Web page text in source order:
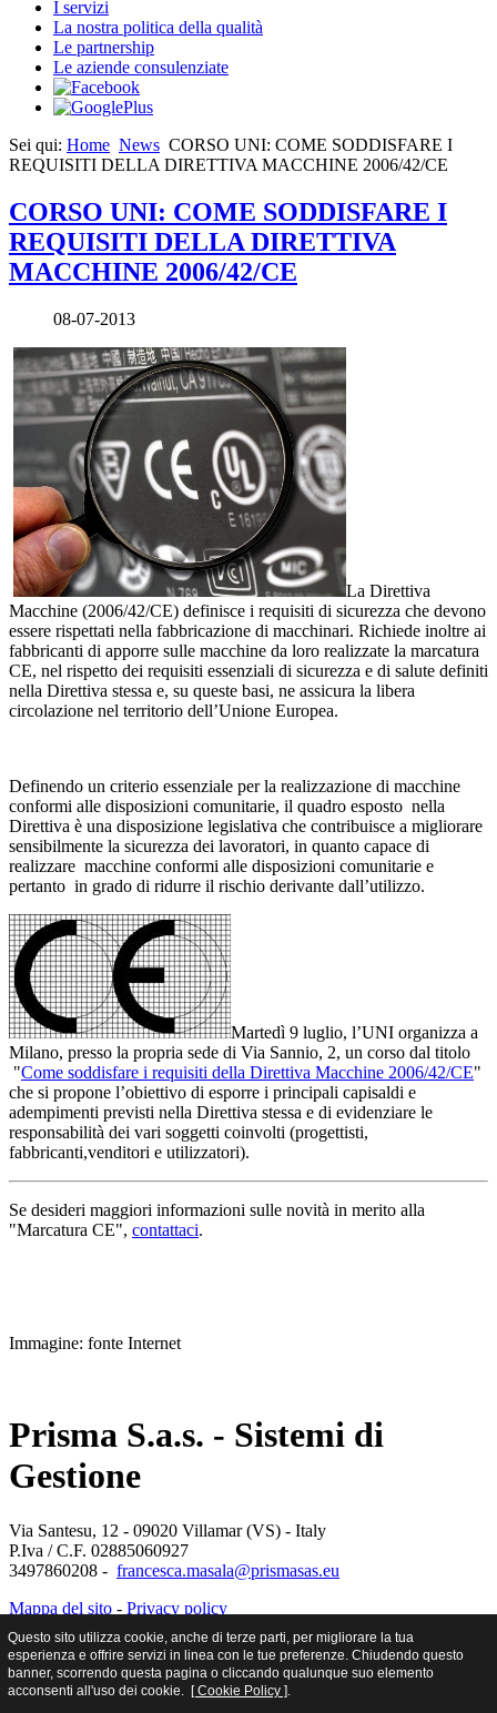
I servizi
La nostra politica della qualità
Le partnership
Le aziende consulenziate
Sei qui: Home News CORSO UNI: COME SODDISFARE I
REQUISITI DELLA DIRETTIVA MACCHINE 2006/42/CE
CORSO UNI: COME SODDISFARE I
REQUISITI DELLA DIRETTIVA
MACCHINE 2006/42/CE
08-07-2013
La Direttiva
Macchine (2006/42/CE) definisce i requisiti di sicurezza che devono
essere rispettati nella fabbricazione di macchinari. Richiede inoltre ai
fabbricanti di apporre sulle macchine da loro realizzate la marcatura
CE, nel rispetto dei requisiti essenziali di sicurezza e di salute definiti
nella Direttiva stessa e, su queste basi, ne assicura la libera
circolazione nel territorio dell’Unione Europea.
Definendo un criterio essenziale per la realizzazione di macchine
conformi alle disposizioni comunitarie, il quadro esposto nella
Direttiva è una disposizione legislativa che contribuisce a migliorare
sensibilmente la sicurezza dei lavoratori, in quanto capace di
realizzare macchine conformi alle disposizioni comunitarie e
pertanto in grado di ridurre il rischio derivante dall’utilizzo.
Martedì 9 luglio, l’UNI organizza a
Milano, presso la propria sede di Via Sannio, 2, un corso dal titolo
"Come soddisfare i requisiti della Direttiva Macchine 2006/42/CE"
che si propone l’obiettivo di esporre i principali capisaldi e
adempimenti previsti nella Direttiva stessa e di evidenziare le
responsabilità dei vari soggetti coinvolti (progettisti,
fabbricanti,venditori e utilizzatori).
Se desideri maggiori informazioni sulle novità in merito alla
"Marcatura CE", contattaci.
Immagine: fonte Internet
Prisma S.a.s. - Sistemi di
Gestione
Via Santesu, 12 - 09020 Villamar (VS) - Italy
P.Iva / C.F. 02885060927
3497860208 - francesca.masala@prismasas.eu
Mappa del sito - Privacy policy
Questo sito utilizza cookie, anche di terze parti, per migliorare la tua
esperienza e offrire servizi in linea con le tue preferenze. Chiudendo questo
banner, scorrendo questa pagina o cliccando qualunque suo elemento
acconsenti all'uso dei cookie. [ Cookie Policy ].